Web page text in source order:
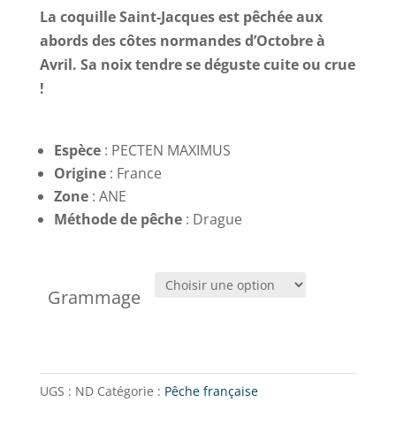
La coquille Saint-Jacques est pêchée aux
abords des côtes normandes d’Octobre à
Avril. Sa noix tendre se déguste cuite ou crue
!
Espèce: PECTEN MAXIMUS
Origine: France
Zone: ANE
Méthode de pêche: Drague
Grammage
UGS : ND Catégorie : Pêche française